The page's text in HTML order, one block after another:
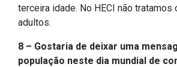
terceira idade. No HECI não tratamos
adultos.
8 – Gostaria de deixar uma
população neste dia mundial de